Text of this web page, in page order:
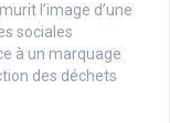
l’image d’une
sociales
à un marquage
des déchets